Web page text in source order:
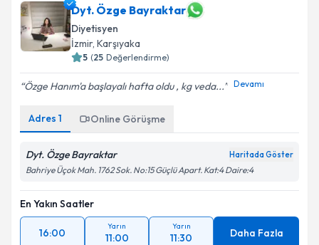
Dyt. Özge Bayraktar
Diyetisyen
İzmir, Karşıyaka
5 (25 Değerlendirme)
Özge Hanım'a başlayalı hafta oldu , kg veda... Devamı
Adres 1 Online Görüşme
Dyt. Özge Bayraktar Haritada Göster
Bahriye Üçok Mah. 1762 Sok. No:15 Güçlü Apart. Kat:4 Daire:4
En Yakın Saatler
16:00
Yarın
11:00
Yarın
11:30 Daha Fazla